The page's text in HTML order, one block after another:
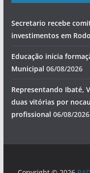
Secretario recebe
investimentos em
Educação inicia
Municipal 06/08/2026
Representando Ibaté,
duas vitórias por
profissional 06/08/2026